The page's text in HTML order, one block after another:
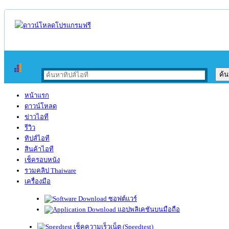
หน้าแรก
ดาวน์โหลด
ข่าวไอที
รีวิว
ทิปส์ไอที
สินค้าไอที
เช็ครอบหนัง
รวมคลิป Thaiware
เครื่องมือ
ซอฟต์แวร์
แอปพลิเคชันบนมือถือ
เช็คความเร็วเน็ต (Speedtest)